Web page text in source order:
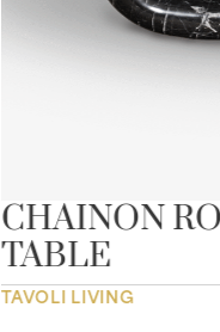
CHAINON
TABLE
TAVOLI LIVING